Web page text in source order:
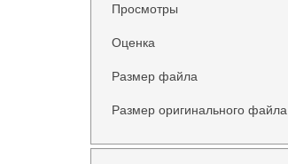
Просмотры
Оценка
Размер файла
Размер оригинального файла